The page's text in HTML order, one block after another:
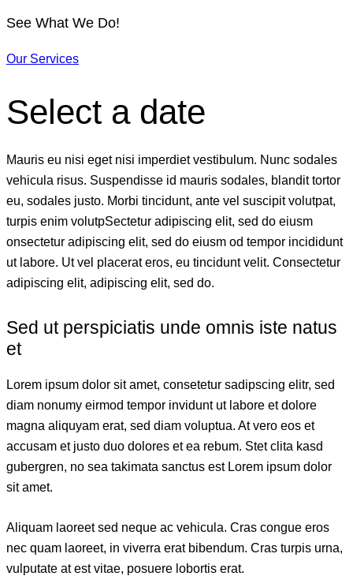
See What We Do!
Our Services
Select a date
Mauris eu nisi eget nisi imperdiet vestibulum. Nunc sodales
vehicula risus. Suspendisse id mauris sodales, blandit tortor
eu, sodales justo. Morbi tincidunt, ante vel suscipit volutpat,
turpis enim volutpSectetur adipiscing elit, sed do eiusm
onsectetur adipiscing elit, sed do eiusm od tempor incididunt
ut labore. Ut vel placerat eros, eu tincidunt velit. Consectetur
adipiscing elit, adipiscing elit, sed do.
Sed ut perspiciatis unde omnis iste natus
et
Lorem ipsum dolor sit amet, consetetur sadipscing elitr, sed
diam nonumy eirmod tempor invidunt ut labore et dolore
magna aliquyam erat, sed diam voluptua. At vero eos et
accusam et justo duo dolores et ea rebum. Stet clita kasd
gubergren, no sea takimata sanctus est Lorem ipsum dolor
sit amet.
Aliquam laoreet sed neque ac vehicula. Cras congue eros
nec quam laoreet, in viverra erat bibendum. Cras turpis urna,
vulputate at est vitae, posuere lobortis erat.